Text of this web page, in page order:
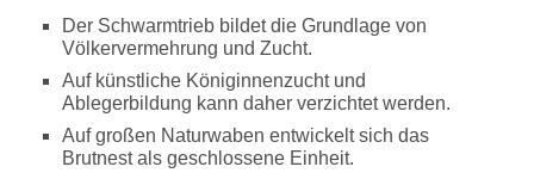
Biologische
Vielfalt
Der Schwarmtrieb bildet die Grundlage von
Völkervermehrung und Zucht.
Auf künstliche Königinnenzucht und
Ablegerbildung kann daher verzichtet werden.
Auf großen Naturwaben entwickelt sich das
Brutnest als geschlossene Einheit.